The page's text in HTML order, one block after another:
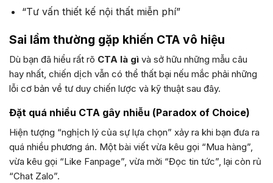
“Tư vấn thiết kế nội thất miễn phí”
Sai lầm thường gặp khiến CTA vô hiệu
Dù bạn đã hiểu rất rõ CTA là gì và sở hữu những mẫu câu
hay nhất, chiến dịch vẫn có thể thất bại nếu mắc phải những
lỗi cơ bản về tư duy chiến lược và kỹ thuật sau đây.
Đặt quá nhiều CTA gây nhiễu (Paradox of Choice)
Hiện tượng “nghịch lý của sự lựa chọn” xảy ra khi bạn đưa ra
quá nhiều phương án. Một bài viết vừa kêu gọi “Mua hàng”,
vừa kêu gọi “Like Fanpage”, vừa mời “Đọc tin tức”, lại còn rủ
“Chat Zalo”.